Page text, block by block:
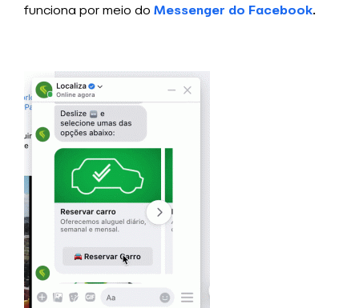
funciona por meio do Messenger do Facebook.